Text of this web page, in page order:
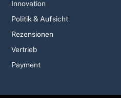
Innovation
Politik & Aufsicht
Rezensionen
Vertrieb
Payment